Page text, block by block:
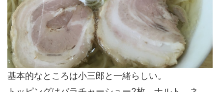
基本的なところは小三郎と一緒らしい。